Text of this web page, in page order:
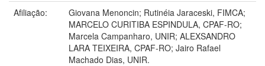
Afiliação:
Giovana Menoncin; Rutinéia Jaraceski, FIMCA;
MARCELO CURITIBA ESPINDULA, CPAF-RO;
Marcela Campanharo, UNIR; ALEXSANDRO
LARA TEIXEIRA, CPAF-RO; Jairo Rafael
Machado Dias, UNIR.